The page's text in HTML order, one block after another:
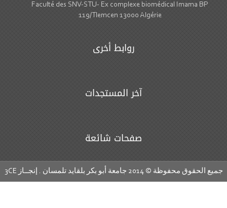
Faculté des SNV-STU- Ex complexe biomédical Imama BP
119/Tlemcen 13000 Algérie
روابط أخرى
آخر المستجدات
صفحات شائعة
الحقوق محفوظة © 2014 جامعة أبو بكر بلقايد تلمسان . إنجــاز 3CE